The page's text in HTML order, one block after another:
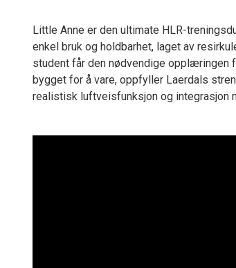
Little Anne er den ultimate HLR-
enkel bruk og holdbarhet, laget av
student får den nødvendige opplæringen
bygget for å vare, oppfyller Laerdals
realistisk luftveisfunksjon og